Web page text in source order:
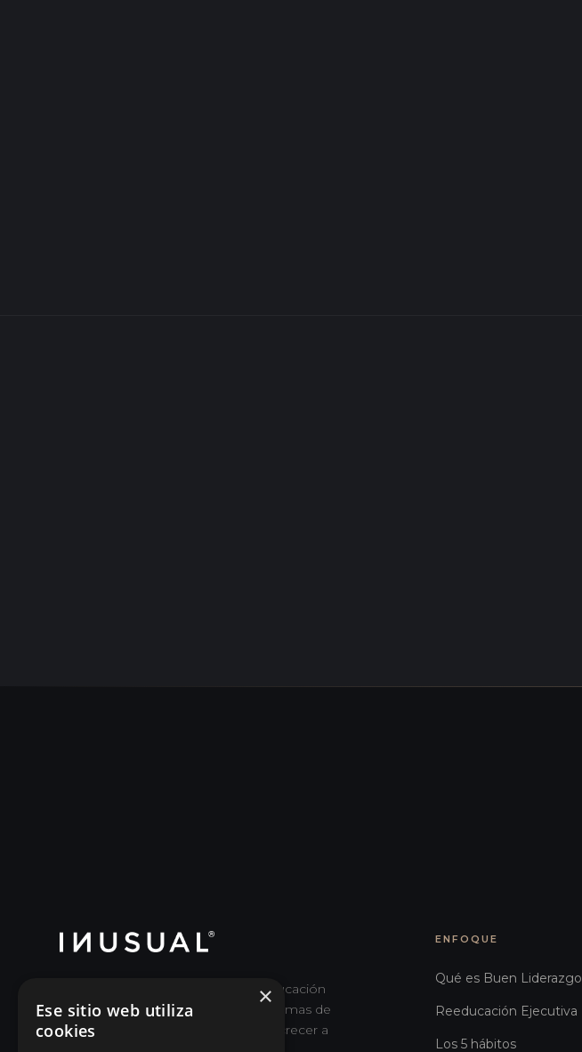
Escuela de Buen Liderazgo y Reeducación
Ejecutiva para desaprender viejas formas de
dirigir y superar objetivos haciendo crecer a
ENFOQUE
Qué es Buen Liderazgo
Reeducación Ejecutiva
Los 5 hábitos
×
Ese sitio web utiliza
cookies